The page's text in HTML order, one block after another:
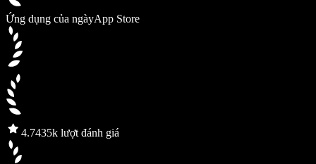
Ứng dụng của ngàyApp Store
4.7435k lượt đánh giá